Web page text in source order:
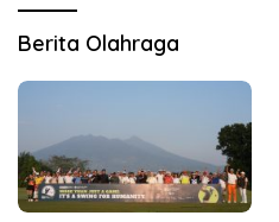
Berita Olahraga